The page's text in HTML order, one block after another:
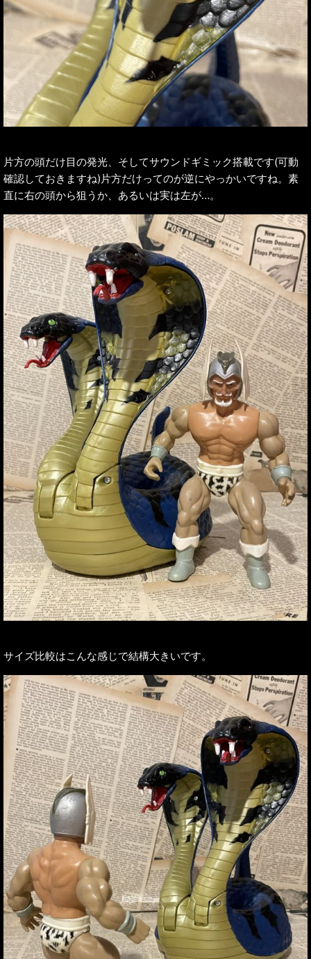
片方の頭だけ目の発光、そしてサウンドギミック搭載です(可動
確認しておきますね)片方だけってのが逆にやっかいですね。素
直に右の頭から狙うか、あるいは実は左が…。
サイズ比較はこんな感じで結構大きいです。